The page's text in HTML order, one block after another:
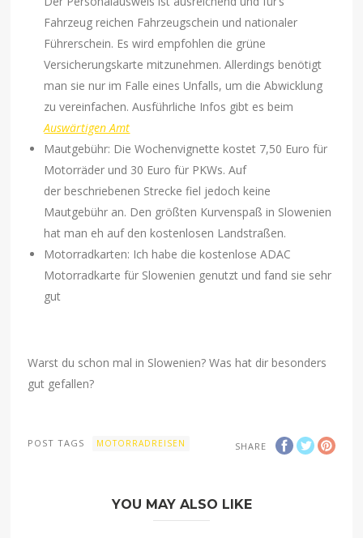
Fahrzeug reichen Fahrzeugschein und nationaler
Führerschein. Es wird empfohlen die grüne
Versicherungskarte mitzunehmen. Allerdings benötigt
man sie nur im Falle eines Unfalls, um die Abwicklung
zu vereinfachen. Ausführliche Infos gibt es beim
Auswärtigen Amt
Mautgebühr: Die Wochenvignette kostet 7,50 Euro für
Motorräder und 30 Euro für PKWs. Auf
der beschriebenen Strecke fiel jedoch keine
Mautgebühr an. Den größten Kurvenspaß in Slowenien
hat man eh auf den kostenlosen Landstraßen.
Motorradkarten: Ich habe die kostenlose ADAC
Motorradkarte für Slowenien genutzt und fand sie sehr
gut
Warst du schon mal in Slowenien? Was hat dir besonders
gut gefallen?
SHARE
POST TAGS MOTORRADREISEN
YOU MAY ALSO LIKE